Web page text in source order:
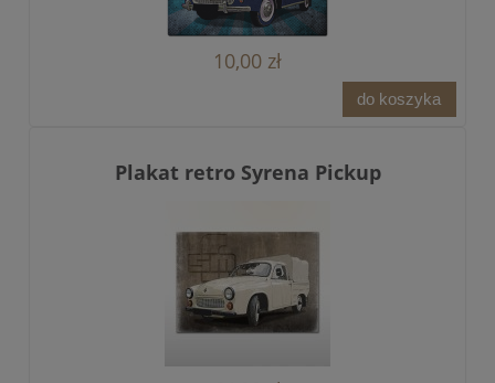
10,00 zł
do koszyka
Plakat retro Syrena Pickup